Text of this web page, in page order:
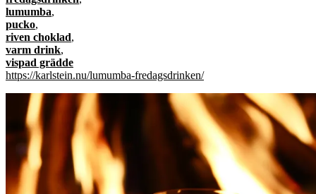
lumumba,
pucko,
riven choklad,
varm drink,
vispad grädde
https://karlstein.nu/lumumba-fredagsdrinken/